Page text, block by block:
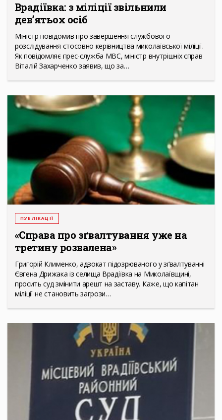
Врадіївка: з міліції звільнили
дев’ятьох осіб
Міністр повідомив про завершення службового
розслідування стосовно керівництва миколаївської міліції.
Як повідомляє прес-служба МВС, міністр внутрішніх справ
Віталій Захарченко заявив, що за…
ПУБЛІКАЦІЇ
«Справа про зґвалтування уже на
третину розвалена»
Григорій Клименко, адвокат підозрюваного у зґвалтуванні
Євгена Дрижака із селища Врадіївка на Миколаївщині,
просить суд змінити арешт на заставу. Каже, що капітан
міліції не становить загрози…